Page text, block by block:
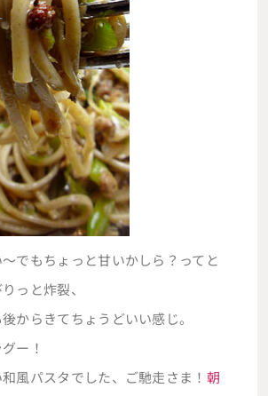
でもちょっと甘いかしら？ってと
っと炸裂、
からきてちょうどいい感じ。
ー！
風パスタでした、ご馳走さま！ 朝